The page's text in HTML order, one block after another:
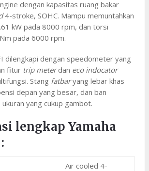
dengan kapasitas ruang bakar
4-stroke, SOHC. Mampu memuntahkan
kW pada 8000 rpm, dan torsi
pada 6000 rpm.
dilengkapi dengan speedometer yang
fitur trip meterdan eco indocator
Stang fatbaryang lebar khas
depan yang besar, dan ban
yang cukup gambot.
lengkap Yamaha
Air cooled 4-